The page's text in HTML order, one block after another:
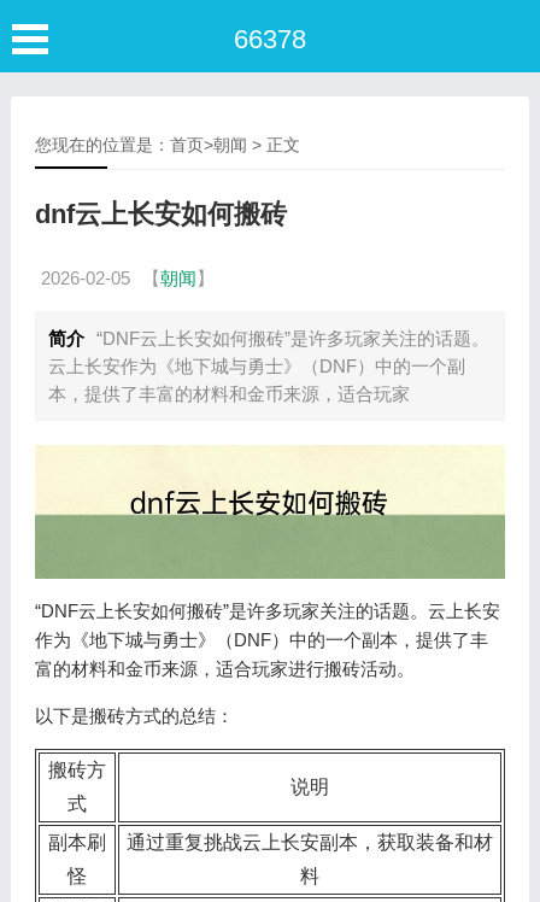
66378
您现在的位置是： 首页>朝闻 > 正文
dnf云上长安如何搬砖
2026-02-05 【朝闻】
简介 “DNF云上长安如何搬砖”是许多玩家关注的话题。
云上长安作为《地下城与勇士》（DNF）中的一个副
本，提供了丰富的材料和金币来源，适合玩家
“DNF云上长安如何搬砖”是许多玩家关注的话题。云上长安
作为《地下城与勇士》（DNF）中的一个副本，提供了丰
富的材料和金币来源，适合玩家进行搬砖活动。
以下是搬砖方式的总结：
搬砖方
式
说明
副本刷
怪
通过重复挑战云上长安副本，获取装备和材
料